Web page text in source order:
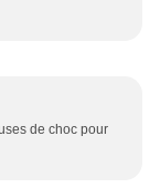
de choc pour